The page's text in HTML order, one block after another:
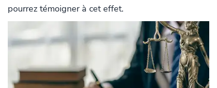
pourrez témoigner à cet effet.